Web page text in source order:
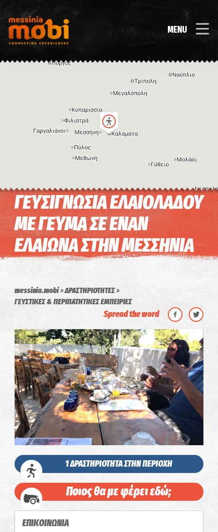
MENU
Η εικόνα ενδέχεται να υπόκειται σε πνευματικά δικαιώματα Όροι
ΓΕΥΣΙΓΝΩΣΙΑ ΕΛΑΙΟΛΑΔΟΥ
ΜΕ ΓΕΥΜΑ ΣΕ ΕΝΑΝ
ΕΛΑΙΩΝΑ ΣΤΗΝ ΜΕΣΣΗΝΙΑ
messinia.mobi
ΔΡΑΣΤΗΡΙΟΤΗΤΕΣ
ΓΕΥΣΤΙΚΕΣ & ΠΕΡΙΠΑΤΗΤΙΚΕΣ ΕΜΠΕΙΡΙΕΣ
Spread the word
1 ΔΡΑΣΤΗΡΙΟΤΗΤΑ ΣΤΗΝ ΠΕΡΙΟΧΗ
Ποιος θα με φέρει εδώ;
ΕΠΙΚΟΙΝΩΝΙΑ